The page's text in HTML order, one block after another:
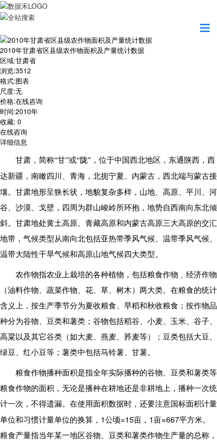
2010年甘肃省区县级农作物面积及产量统计数据
2010年甘肃省区县级农作物面积及产量统计数据
区域:甘肃省
浏览:3512
格式:图表
尺度:无
价格:在线咨询
时间:2010年
收藏: 0
在线咨询
详细信息
甘肃，简称“甘”或“陇”， 位于中国西北地区，东通陕西，西
达新疆，南瞰四川、青海，北扼宁夏、内蒙古，西北端与蒙古接
壤。 甘肃地形呈狭长状，地貌复杂多样，山地、高原、平川、河
谷、沙漠、戈壁，四周为群山峻岭所环抱，地势自西南向东北倾
斜。甘肃地处黄土高原、青藏高原和内蒙古高原三大高原的交汇
地带，气候类型从南向北包括亚热带季风气候、温带季风气候、
温带大陆性干旱气候和高原山地气候四大类型。
农作物指农业上栽培的各种植物，包括粮食作物﹑经济作物
（油料作物、蔬菜作物、花、草、树木）两大类。在粮食的统计
含义上，按生产季节分为夏收粮食、早稻和秋收粮食；按作物品
种分为谷物、豆类和薯类；谷物包括稻谷、小麦、玉米、谷子、
高粱以及其它谷类（如大麦、燕麦、荞麦等）；豆类包括大豆、
绿豆、红小豆等；薯类中包括马铃薯、甘薯。
粮食作物播种面积是指全年实际播种的谷物、豆类和薯类等
粮食作物的面积，无论是播种在耕地还是非耕地上，播种一次统
计一次，不得遗漏。在使用面积数据时，还要注意国标面积计量
单位和习惯计量单位的换算， 1公顷=15亩， 1亩≈667平方米。
粮食产量指当年某一地区谷物、豆类和薯类作物生产量的总称，